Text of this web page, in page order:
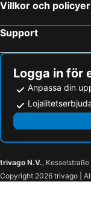
Iglesias Strandhotell
Baressa
Villkor och policyer
Support
Logga in för
Anpassa din
trivago N.V.,
Copyright 2026 trivago |